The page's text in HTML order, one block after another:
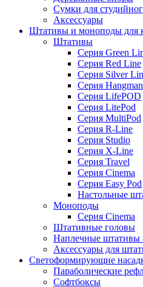
Сумки для
Аксессуары
Штативы и моноподы для
Штативы
Серия Green
Серия Red Line
Серия Silver
Серия Hangman
Серия LifePOD
Серия LitePod
Серия MultiPod
Серия R-Line
Серия Studio
Серия X-Line
Серия Travel
Серия Cinema
Серия Easy Pod
Настольные
Моноподы
Серия Cinema
Штативные головы
Наплечные штативы
Аксессуары для
Светоформирующие
Параболические
Софтбоксы